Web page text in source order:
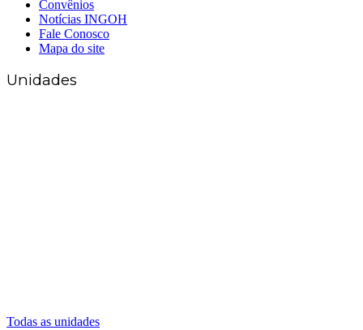
Convênios
Notícias INGOH
Fale Conosco
Mapa do site
Unidades
Todas as unidades